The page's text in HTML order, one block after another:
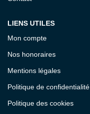
LIENS UTILES
Mon compte
Nos honoraires
Mentions légales
Politique de confidentialité
Politique des cookies